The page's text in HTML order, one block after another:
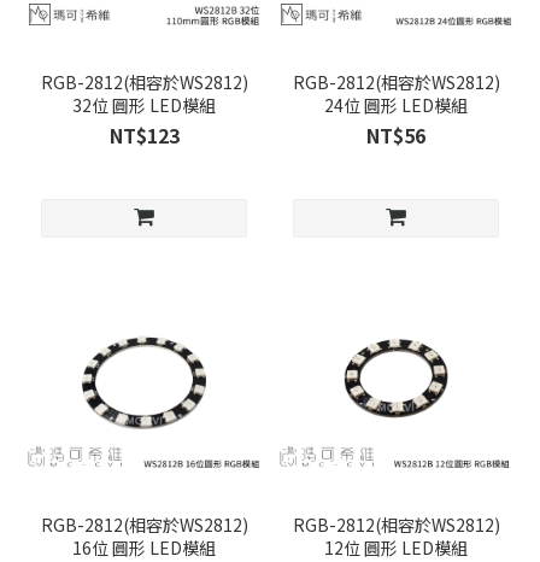
RGB-2812(相容於WS2812)
32位 圓形 LED模組
NT$123
RGB-2812(相容於WS2812)
24位 圓形 LED模組
NT$56
RGB-2812(相容於WS2812)
16位 圓形 LED模組
RGB-2812(相容於WS2812)
12位 圓形 LED模組